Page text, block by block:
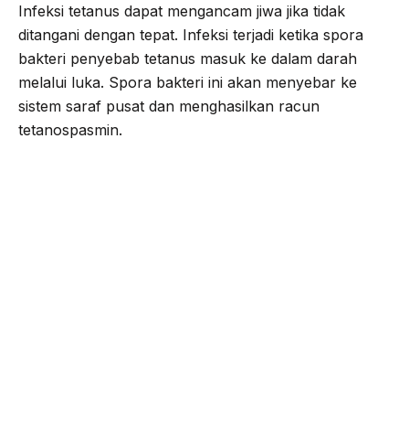
Infeksi tetanus dapat mengancam jiwa jika tidak
ditangani dengan tepat. Infeksi terjadi ketika spora
bakteri penyebab tetanus masuk ke dalam darah
melalui luka. Spora bakteri ini akan menyebar ke
sistem saraf pusat dan menghasilkan racun
tetanospasmin.